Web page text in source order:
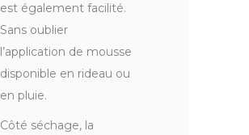
est également facilité.
Sans oublier
l’application de mousse
disponible en rideau ou
en pluie.
Côté séchage, la